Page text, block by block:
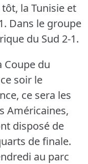
la Tunisie et
Dans le groupe
du Sud 2-1.
Coupe du
soir le
ce sera les
Américaines,
disposé de
de finale.
au parc